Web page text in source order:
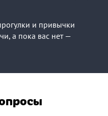
и привычки
а пока вас нет —